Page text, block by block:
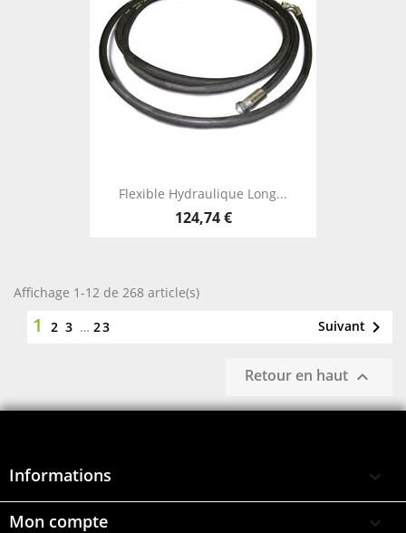
Flexible Hydraulique Long...
124,74 €
Affichage 1-12 de 268 article(s)
1 2 3 … 23 Suivant 
Retour en haut 
Informations 
Mon compte 